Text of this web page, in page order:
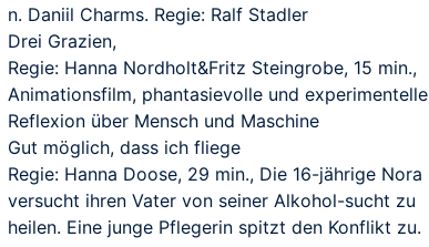
n. Daniil Charms. Regie: Ralf Stadler
Drei Grazien,
Regie: Hanna Nordholt&Fritz Steingrobe, 15 min.,
Animationsfilm, phantasievolle und experimentelle
Reflexion über Mensch und Maschine
Gut möglich, dass ich fliege
Regie: Hanna Doose, 29 min., Die 16-jährige Nora
versucht ihren Vater von seiner Alkohol-sucht zu
heilen. Eine junge Pflegerin spitzt den Konflikt zu.